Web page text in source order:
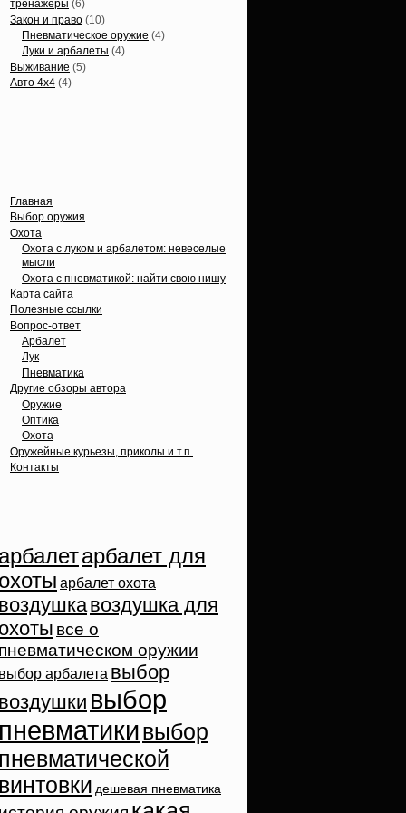
тренажеры (6)
Закон и право (10)
Пневматическое оружие (4)
Луки и арбалеты (4)
Выживание (5)
Авто 4х4 (4)
Главная
Выбор оружия
Охота
Охота с луком и арбалетом: невеселые
мысли
Охота с пневматикой: найти свою нишу
Карта сайта
Полезные ссылки
Вопрос-ответ
Арбалет
Лук
Пневматика
Другие обзоры автора
Оружие
Оптика
Охота
Оружейные курьезы, приколы и т.п.
Контакты
арбалет для
арбалет охота
воздушка для
все о
оружии
арбалета выбор
выбор
выбор
дешевая пневматика